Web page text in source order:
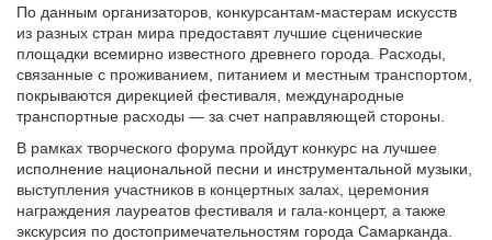
По данным организаторов, конкурсантам-мастерам искусств
из разных стран мира предоставят лучшие сценические
площадки всемирно известного древнего города. Расходы,
связанные с проживанием, питанием и местным транспортом,
покрываются дирекцией фестиваля, международные
транспортные расходы — за счет направляющей стороны.
В рамках творческого форума пройдут конкурс на лучшее
исполнение национальной песни и инструментальной музыки,
выступления участников в концертных залах, церемония
награждения лауреатов фестиваля и гала-концерт, а также
экскурсия по достопримечательностям города Самарканда.